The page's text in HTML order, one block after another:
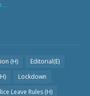
(H)
Editorial(E)
Lockdown
Leave Rules (H)